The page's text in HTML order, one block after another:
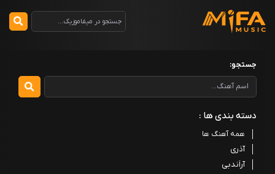
جستجو:
دسته بندی ها :
همه آهنگ ها
آذری
آراَندبی